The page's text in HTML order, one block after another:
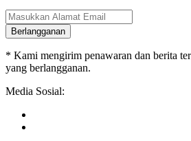
Berlangganan
* Kami mengirim penawaran dan berita
yang berlangganan.
Media Sosial: